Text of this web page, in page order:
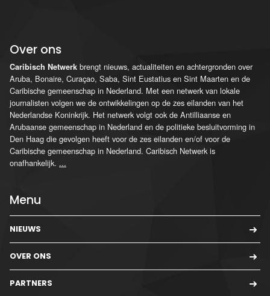
Over ons
Caribisch Netwerk brengt nieuws, actualiteiten en achtergronden over
Aruba, Bonaire, Curaçao, Saba, Sint Eustatius en Sint Maarten en de
Caribische gemeenschap in Nederland. Met een netwerk van lokale
journalisten volgen we de ontwikkelingen op de zes eilanden van het
Nederlandse Koninkrijk. Het netwerk volgt ook de Antilliaanse en
Arubaanse gemeenschap in Nederland en de politieke besluitvorming in
Den Haag die gevolgen heeft voor de zes eilanden en/of voor de
Caribische gemeenschap in Nederland. Caribisch Netwerk is
onafhankelijk. ...
Menu
NIEUWS
OVER ONS
PARTNERS